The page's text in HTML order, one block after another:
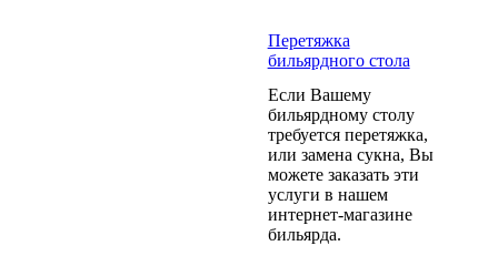
Перетяжка
бильярдного стола
Если Вашему
бильярдному столу
требуется перетяжка,
или замена сукна, Вы
можете заказать эти
услуги в нашем
интернет-магазине
бильярда.